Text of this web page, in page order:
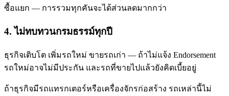
ซื้อแยก — การรวมทุกคันจะได้ส่วนลดมากกว่า
4. ไม่ทบทวนกรมธรรม์ทุกปี
ธุรกิจเติบโต เพิ่มรถใหม่ ขายรถเก่า — ถ้าไม่แจ้ง Endorsement
รถใหม่อาจไม่มีประกัน และรถที่ขายไปแล้วยังคิดเบี้ยอยู่
ถ้าธุรกิจมีรถแทรกเตอร์หรือเครื่องจักรก่อสร้าง รถเหล่านี้ไม่